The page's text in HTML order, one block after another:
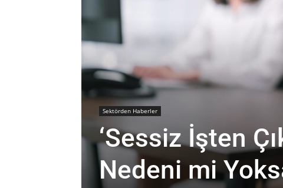
Sektörden Haberler
‘Sessiz İşten
Nedeni mi